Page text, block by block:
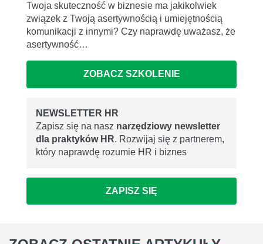
Twoja skuteczność w biznesie ma jakikolwiek
związek z Twoją asertywnością i umiejętnością
komunikacji z innymi? Czy naprawdę uważasz, że
asertywność…
ZOBACZ SZKOLENIE
NEWSLETTER HR
Zapisz się na nasz narzędziowy newsletter
dla praktyków HR. Rozwijaj się z partnerem,
który naprawdę rozumie HR i biznes
ZAPISZ SIĘ